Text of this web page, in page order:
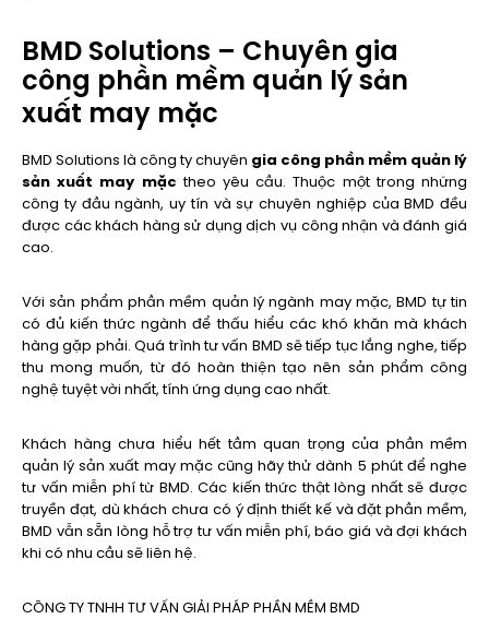
BMD Solutions – Chuyên gia
công phần mềm quản lý sản
xuất may mặc
BMD Solutions là công ty chuyên gia công phần mềm quản lý
sản xuất may mặc theo yêu cầu. Thuộc một trong những
công ty đầu ngành, uy tín và sự chuyên nghiệp của BMD đều
được các khách hàng sử dụng dịch vụ công nhận và đánh giá
cao.
Với sản phẩm phần mềm quản lý ngành may mặc, BMD tự tin
có đủ kiến thức ngành để thấu hiểu các khó khăn mà khách
hàng gặp phải. Quá trình tư vấn BMD sẽ tiếp tục lắng nghe, tiếp
thu mong muốn, từ đó hoàn thiện tạo nên sản phẩm công
nghệ tuyệt vời nhất, tính ứng dụng cao nhất.
Khách hàng chưa hiểu hết tầm quan trọng của phần mềm
quản lý sản xuất may mặc cũng hãy thử dành 5 phút để nghe
tư vấn miễn phí từ BMD. Các kiến thức thật lòng nhất sẽ được
truyền đạt, dù khách chưa có ý định thiết kế và đặt phần mềm,
BMD vẫn sẵn lòng hỗ trợ tư vấn miễn phí, báo giá và đợi khách
khi có nhu cầu sẽ liên hệ.
CÔNG TY TNHH TƯ VẤN GIẢI PHÁP PHẦN MỀM BMD